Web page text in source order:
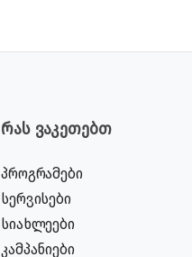
რას ვაკეთებთ
პროგრამები
სერვისები
სიახლეები
კამპანიები